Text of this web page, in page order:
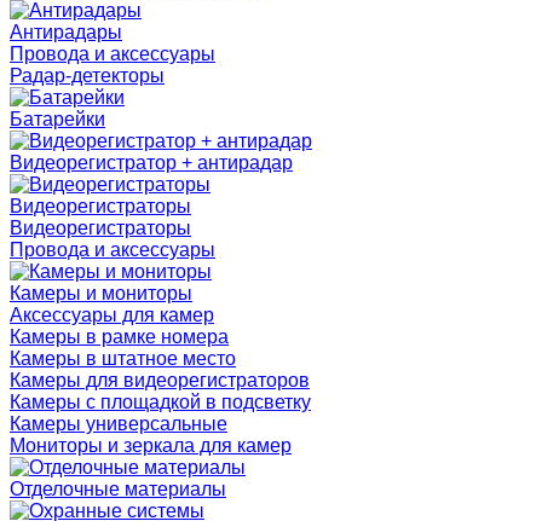
Антирадары
Провода и аксессуары
Радар-детекторы
Батарейки
Видеорегистратор + антирадар
Видеорегистраторы
Видеорегистраторы
Провода и аксессуары
Камеры и мониторы
Аксессуары для камер
Камеры в рамке номера
Камеры в штатное место
Камеры для видеорегистраторов
Камеры с площадкой в подсветку
Камеры универсальные
Мониторы и зеркала для камер
Отделочные материалы